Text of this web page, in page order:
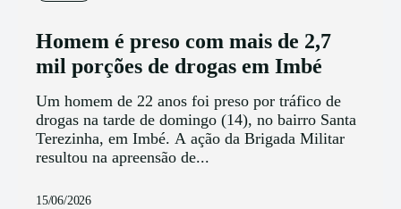
Homem é preso com mais de 2,7
mil porções de drogas em Imbé
Um homem de 22 anos foi preso por tráfico de
drogas na tarde de domingo (14), no bairro Santa
Terezinha, em Imbé. A ação da Brigada Militar
resultou na apreensão de...
15/06/2026